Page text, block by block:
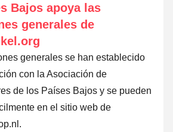
Bajos apoya las
generales de
generales se han establecido
con la Asociación de
de los Países Bajos y se pueden
en el sitio web de